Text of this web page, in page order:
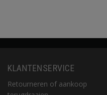
KLANTENSERVICE
Retourneren of aankoop